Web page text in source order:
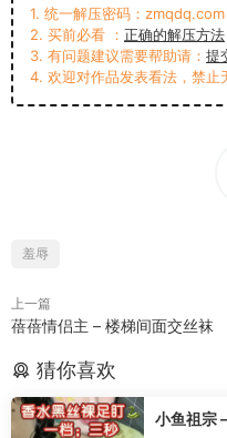
1. 统一解压密码：zmqdq.com
2. 买前必看 ： 正确的解压方法
3. 有问题建议需要帮助请： 提
4. 欢迎对作品发表看法，禁止
羞辱
上一篇
蓓蓓情侣主 – 楼梯间面交丝袜
猜你喜欢
小鱼祖宗